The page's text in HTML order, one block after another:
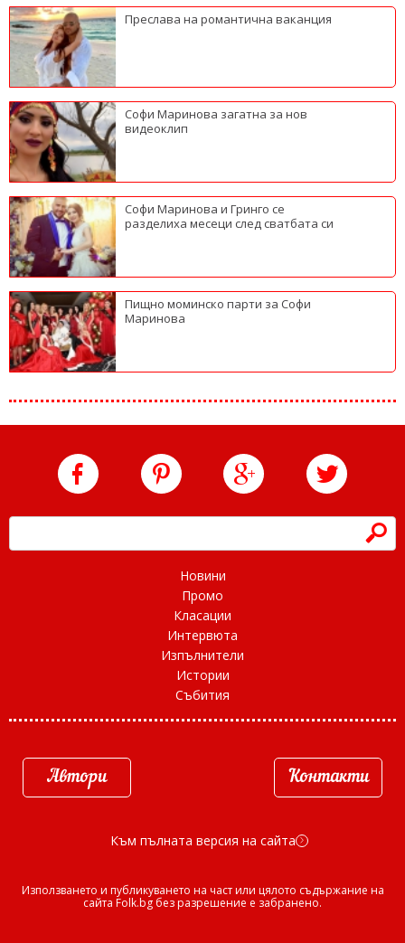
Преслава на романтична ваканция
Софи Маринова загатна за нов
видеоклип
Софи Маринова и Гринго се
разделиха месеци след сватбата си
Пищно моминско парти за Софи
Маринова
h
Новини
Промо
Класации
Интервюта
Изпълнители
Истории
Събития
Автори Контакти
Към пълната версия на сайта d
Използването и публикуването на част или цялото съдържание на
сайта Folk.bg без разрешение е забранено.